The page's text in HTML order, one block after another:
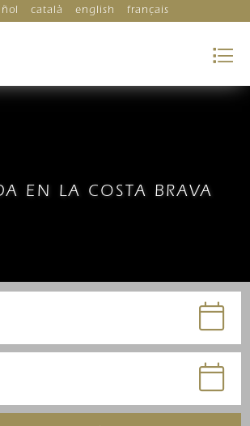
català english français
EN LA COSTA BRAVA